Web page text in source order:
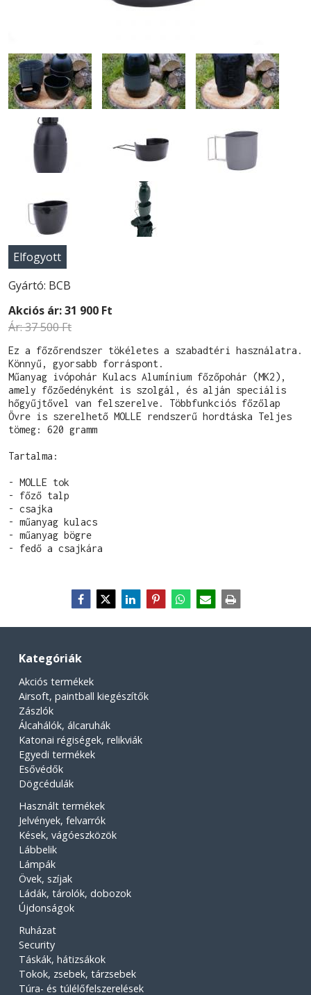
Elfogyott
Gyártó: BCB
Akciós ár:31 900 Ft
Ár:37 500 Ft
Ez a főzőrendszer tökéletes a szabadtéri használatra.
Könnyű, gyorsabb forráspont.
Műanyag ivópohár Kulacs Alumínium főzőpohár (MK2),
amely főzőedényként is szolgál, és alján speciális
hőgyűjtővel van felszerelve.
Többfunkciós főzőlap
Övre is szerelhető MOLLE rendszerű hordtáska Teljes
tömeg: 620 gramm
Tartalma:
- MOLLE tok
- főző talp
- csajka
- műanyag kulacs
- műanyag bögre
- fedő a csajkára
Kategóriák
Akciós termékek
Airsoft, paintball kiegészítők
Zászlók
Álcahálók, álcaruhák
Katonai régiségek, relikviák
Egyedi termékek
Esővédők
Dögcédulák
Használt termékek
Jelvények, felvarrók
Kések, vágóeszközök
Lábbelik
Lámpák
Övek, szíjak
Ládák, tárolók, dobozok
Újdonságok
Ruházat
Security
Táskák, hátizsákok
Tokok, zsebek, tárzsebek
Túra- és túlélőfelszerelések